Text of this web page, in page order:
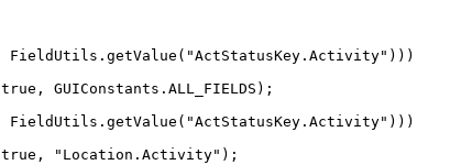
FieldUtils . getValue ( "ActStatusKey.Activity" ) ) )
true , GUIConstants . ALL_FIELDS ) ;
FieldUtils . getValue ( "ActStatusKey.Activity" ) ) )
true , "Location.Activity" ) ;